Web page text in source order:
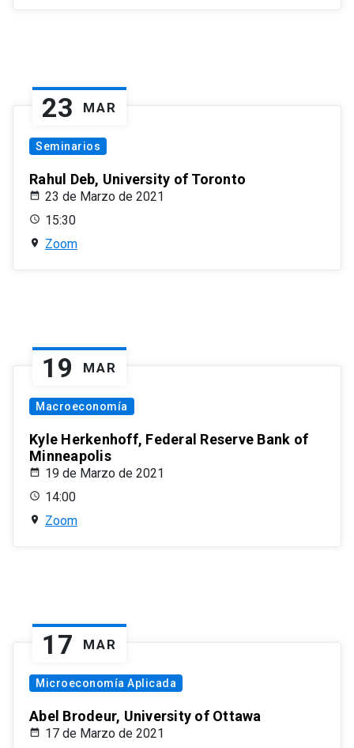
23 MAR
Seminarios
Rahul Deb, University of Toronto
23 de Marzo de 2021
15:30
Zoom
19 MAR
Macroeconomía
Kyle Herkenhoff, Federal Reserve Bank of
Minneapolis
19 de Marzo de 2021
14:00
Zoom
17 MAR
Microeconomía Aplicada
Abel Brodeur, University of Ottawa
17 de Marzo de 2021